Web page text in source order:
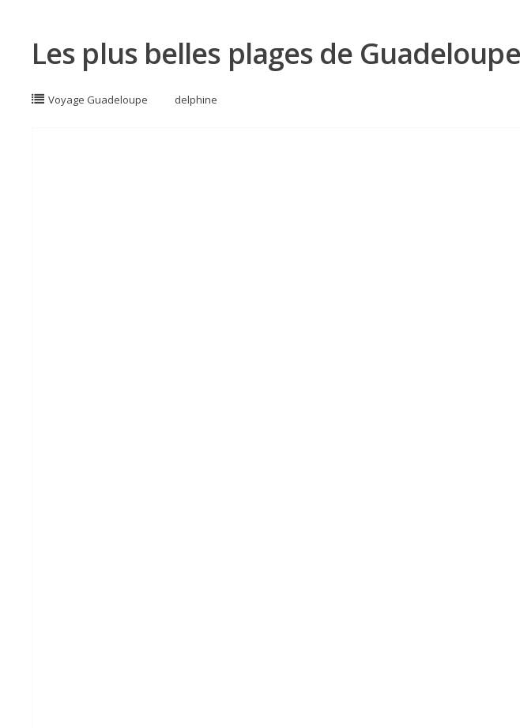
Les plus belles plages de Guadeloupe
Voyage Guadeloupe delphine